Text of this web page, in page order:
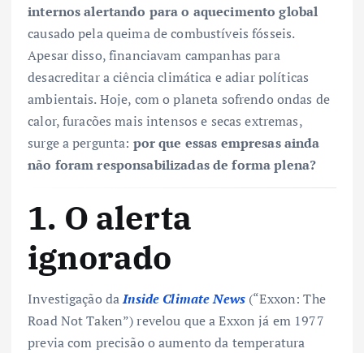
internos alertando para o aquecimento global
causado pela queima de combustíveis fósseis.
Apesar disso, financiavam campanhas para
desacreditar a ciência climática e adiar políticas
ambientais. Hoje, com o planeta sofrendo ondas de
calor, furacões mais intensos e secas extremas,
surge a pergunta: por que essas empresas ainda
não foram responsabilizadas de forma plena?
1. O alerta
ignorado
Investigação daInside Climate News (“Exxon: The
Road Not Taken”) revelou que a Exxon já em 1977
previa com precisão o aumento da temperatura